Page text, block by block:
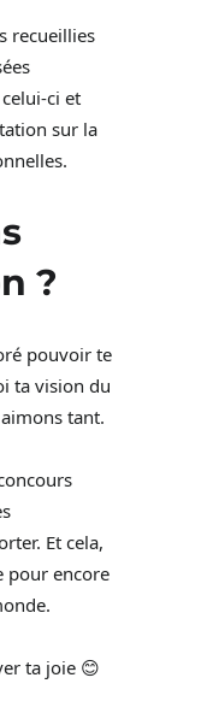
recueillies
ci et
sur la
?
pouvoir te
ta vision du
tant.
Et cela,
pour encore
ta joie 😊